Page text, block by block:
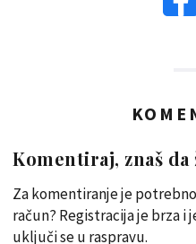
Komentiraj, znaš da
Za komentiranje je
račun? Registracija je brza i
uključi se u raspravu.